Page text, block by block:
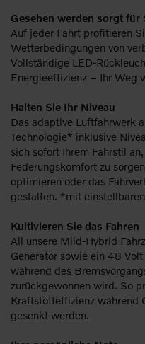
Gesehen werden sorgt für
Auf jeder Fahrt profitieren
Wetterbedingungen von
Vollständige LED-
Energieeffizienz – Ihr Weg
Halten Sie Ihr Niveau
Das adaptive Luftfahrwerk
Technologie* inklusive
sich sofort Ihrem Fahrstil
Federungskomfort zu
optimieren oder das
gestalten. *mit
Kultivieren Sie das Fahren
All unsere Mild-Hybrid
Generator sowie ein 48
während des
zurückgewonnen wird. So
Kraftstoffeffizienz während
gesenkt werden.